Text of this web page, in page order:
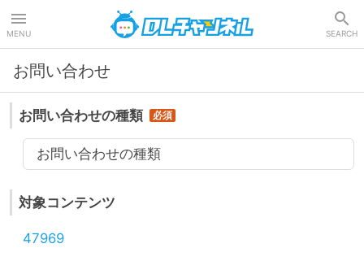
MENU SEARCH
お問い合わせ
お問い合わせの種類
お問い合わせの種類
対象コンテンツ
47969